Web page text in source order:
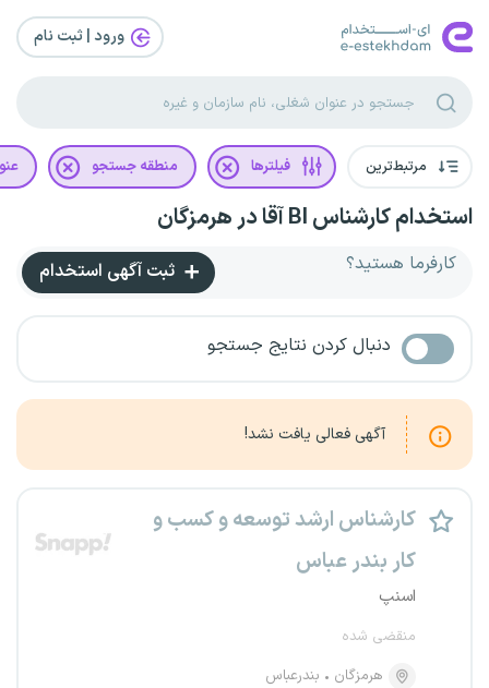
ورود | ثبت‌ نام
مرتبط‌ترین فیلترها منطقه جستجو
استخدام کارشناس BI آقا در هرمزگان
کارفرما هستید؟ ثبت آگهی استخدام
دنبال کردن نتایج جستجو
آگهی فعالی یافت نشد!
کارشناس ارشد توسعه و کسب و
کار بندر عباس
اسنپ
منقضی شده
هرمزگان
بندرعباس